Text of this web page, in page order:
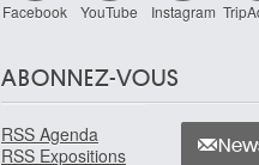
Facebook YouTube Instagram
ABONNEZ-VOUS
RSS Agenda
RSS Expositions